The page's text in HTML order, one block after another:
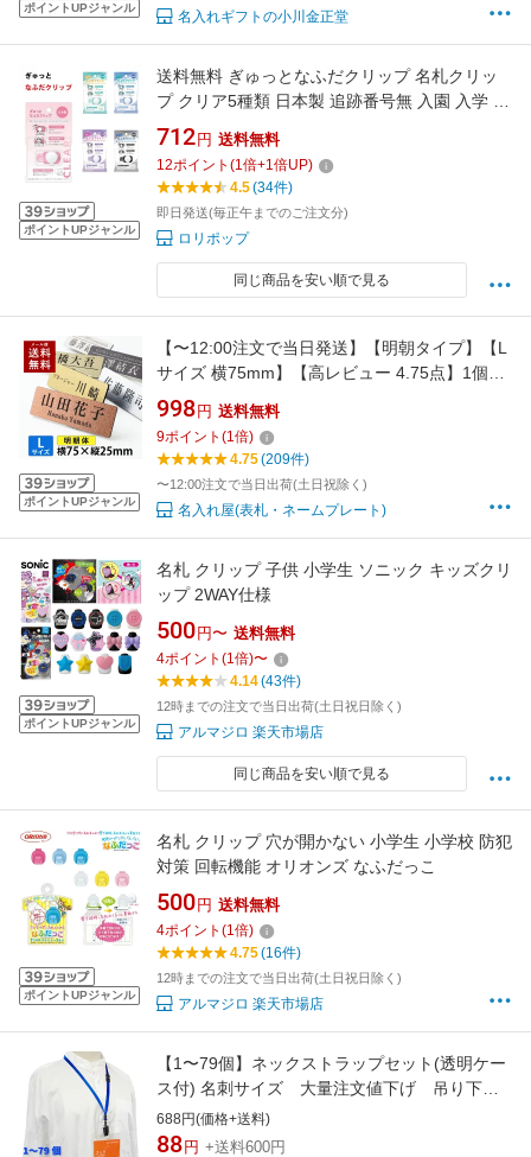
ポイントUPジャンル
名入れギフトの小川金正堂
ポイントUPジャンル
送料無料 ぎゅっとなふだクリップ 名札クリッ
プ クリア5種類 日本製 追跡番号無 入園 入学 幼
稚園 保育園 小学校
712 円 送料無料
12ポイント (1倍+1倍UP)
4.5(34件)
即日発送(毎正午までのご注文分)
ロリポップ
同じ商品を安い順で見る
ポイントUPジャンル
【〜12:00注文で当日発送】【明朝タイプ】【L
サイズ 横75mm】【高レビュー 4.75点】1個か
ら製作 名札 作成 ネームプレート ネームタグ ホ
テル 会社 学校 病院 オフィス クリニック お店
アクリル 刻印 名前 オーダー 名入れ クリップ
ピン シルバー ゴールド ステンレス
998 円 送料無料
9ポイント (1倍)
4.75(209件)
〜12:00注文で当日出荷(土日祝除く)
名入れ屋(表札・ネームプレート)
ポイントUPジャンル
名札 クリップ 子供 小学生 ソニック キッズクリ
ップ 2WAY仕様
500 円〜 送料無料
4ポイント (1倍)〜
4.14(43件)
12時までの注文で当日出荷(土日祝日除く)
アルマジロ 楽天市場店
同じ商品を安い順で見る
ポイントUPジャンル
名札 クリップ 穴が開かない 小学生 小学校 防犯
対策 回転機能 オリオンズ なふだっこ
500 円 送料無料
4ポイント (1倍)
4.75(16件)
12時までの注文で当日出荷(土日祝日除く)
アルマジロ 楽天市場店
【1〜79個】ネックストラップセット(透明ケー
ス付) 名刺サイズ 大量注文値下げ 吊り下げ
名札 ストラップケース付 ストラップ名札
吊り下げ社員証 ケース社員証 カードホルダ
688円(価格+送料)
88 円 +送料600円